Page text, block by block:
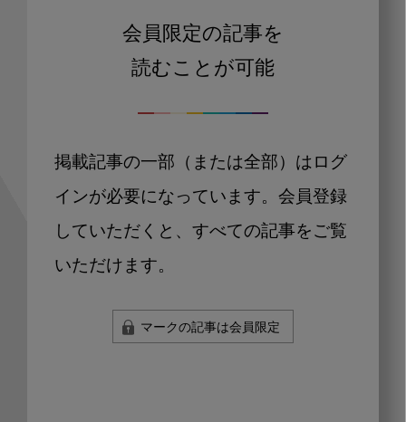
会員限定の記事を
読むことが可能
掲載記事の一部（または全部）はログ
インが必要になっています。会員登録
していただくと、すべての記事をご覧
いただけます。
マークの記事は会員限定